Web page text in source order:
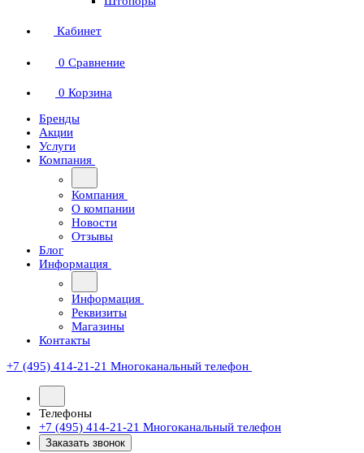
Кабинет
0 Сравнение
0 Корзина
Бренды
Акции
Услуги
Компания
Компания
О компании
Новости
Отзывы
Блог
Информация
Информация
Реквизиты
Магазины
Контакты
+7 (495) 414-21-21 Многоканальный телефон
Телефоны
+7 (495) 414-21-21 Многоканальный телефон
Заказать звонок